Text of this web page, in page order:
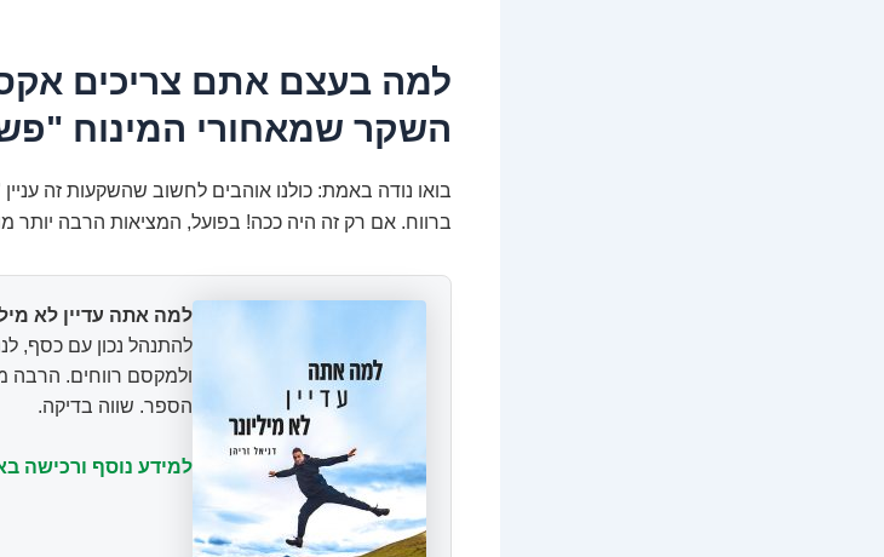
למה בעצם אתם צריכים
השקר שמאחורי המינוח
בואו נודה באמת: כולנו אוהבים לחשוב שהשקעות זה
ברווח. אם רק זה היה ככה! בפועל, המציאות הרבה יותר
למה אתה עדיין לא
להתנהל נכון עם כסף,
ולמקסם רווחים. הרבה
הספר. שווה בדיקה.
למידע נוסף ורכישה